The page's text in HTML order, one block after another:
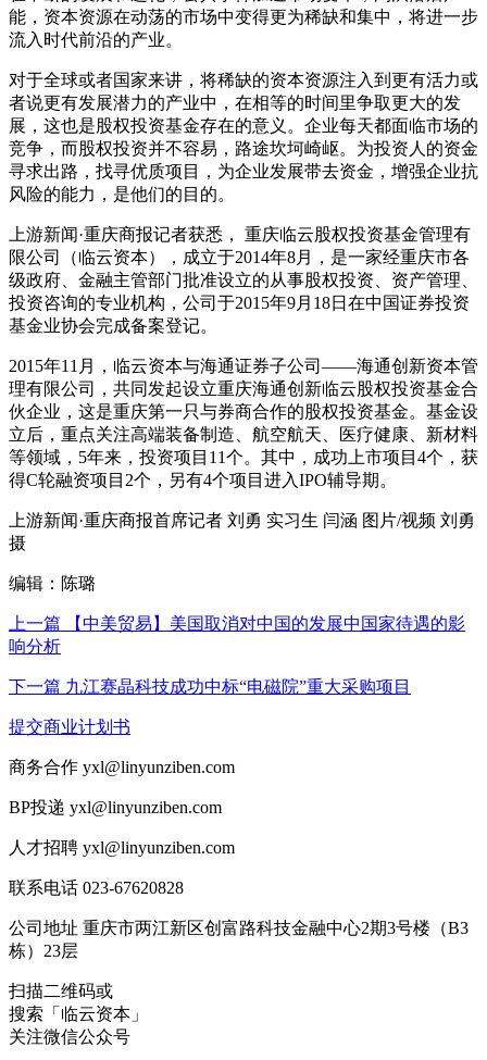
能，资本资源在动荡的市场中变得更为稀缺和集中，将进一步
流入时代前沿的产业。
对于全球或者国家来讲，将稀缺的资本资源注入到更有活力或
者说更有发展潜力的产业中，在相等的时间里争取更大的发
展，这也是股权投资基金存在的意义。企业每天都面临市场的
竞争，而股权投资并不容易，路途坎坷崎岖。为投资人的资金
寻求出路，找寻优质项目，为企业发展带去资金，增强企业抗
风险的能力，是他们的目的。
上游新闻·重庆商报记者获悉， 重庆临云股权投资基金管理有
限公司（临云资本），成立于2014年8月，是一家经重庆市各
级政府、金融主管部门批准设立的从事股权投资、资产管理、
投资咨询的专业机构，公司于2015年9月18日在中国证券投资
基金业协会完成备案登记。
2015年11月，临云资本与海通证券子公司——海通创新资本管
理有限公司，共同发起设立重庆海通创新临云股权投资基金合
伙企业，这是重庆第一只与券商合作的股权投资基金。基金设
立后，重点关注高端装备制造、航空航天、医疗健康、新材料
等领域，5年来，投资项目11个。其中，成功上市项目4个，获
得C轮融资项目2个，另有4个项目进入IPO辅导期。
上游新闻·重庆商报首席记者 刘勇 实习生 闫涵 图片/视频 刘勇
摄
编辑：陈璐
上一篇 【中美贸易】美国取消对中国的发展中国家待遇的影
响分析
下一篇 九江赛晶科技成功中标“电磁院”重大采购项目
提交商业计划书
商务合作 yxl@linyunziben.com
BP投递 yxl@linyunziben.com
人才招聘 yxl@linyunziben.com
联系电话 023-67620828
公司地址 重庆市两江新区创富路科技金融中心2期3号楼（B3
栋）23层
扫描二维码或
搜索「临云资本」
关注微信公众号